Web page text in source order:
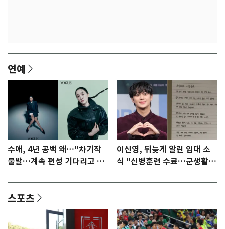
연예
수애, 4년 공백 왜…"차기작
불발…계속 편성 기다리고 있
이신영, 뒤늦게 알린 입대 소
식 "신병훈련 수료…군생활
스포츠